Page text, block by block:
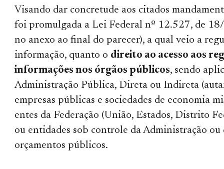
Visando dar concretude aos citados
foi promulgada a Lei Federal nº 12.527, de
no anexo ao final do parecer), a qual veio a
informação, quanto o direito ao acesso aos
informações nos órgãos públicos, sendo
Administração Pública, Direta ou Indireta
empresas públicas e sociedades de economia
entes da Federação (União, Estados, Distrito
ou entidades sob controle da Administração ou
orçamentos públicos.